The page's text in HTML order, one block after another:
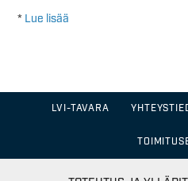
* Lue lisää
LVI-TAVARA